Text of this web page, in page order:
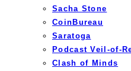
Sacha Stone
CoinBureau
Saratoga
Podcast Veil-of-
Clash of Minds